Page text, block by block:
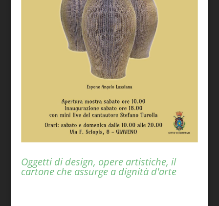
Oggetti di design, opere artistiche, il
cartone che assurge a dignità d'arte